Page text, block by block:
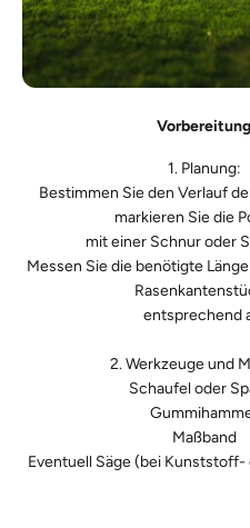
Vorbereitung
1. Planung:
Bestimmen Sie den Verlauf
markieren Sie die
mit einer Schnur oder
Messen Sie die benötigte
entsprechend
2. Werkzeuge und
Schaufel oder
Maßband
Eventuell Säge (bei